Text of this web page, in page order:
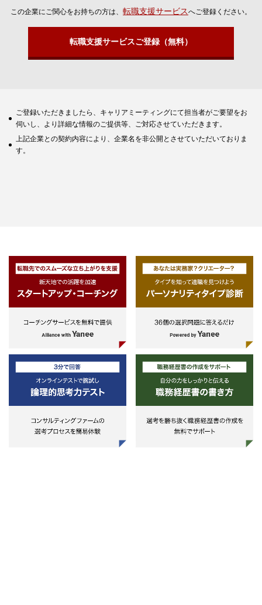
この企業にご関心をお持ちの方は、 転職支援サービスへご登録ください。
転職支援サービスご登録（無料）
ご登録いただきましたら、キャリアミーティングにて担当者がご要望をお
伺いし、より詳細な情報のご提供等、ご対応させていただきます。
上記企業との契約内容により、企業名を非公開とさせていただいておりま
す。